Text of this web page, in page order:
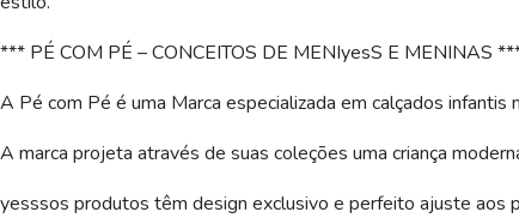
*** PÉ COM PÉ – CONCEITOS DE MENIyesS E MENINAS
A Pé com Pé é uma Marca especializada em calçados infantis
A marca projeta através de suas coleções uma criança
yesssos produtos têm design exclusivo e perfeito ajuste aos